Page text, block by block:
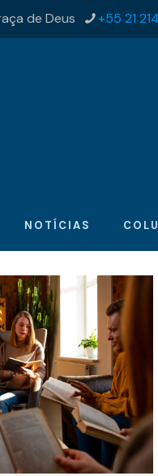
de Deus +55 21
NOTÍCIAS